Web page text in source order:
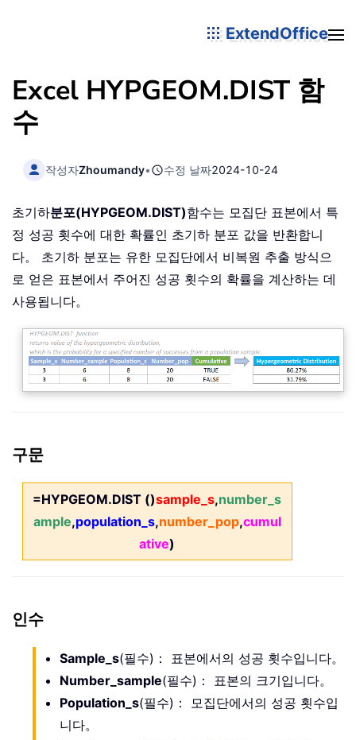
ExtendOffice
Excel HYPGEOM.DIST 함
수
작성자Zhoumandy• 수정 날짜2024-10-24
초기하분포(HYPGEOM.DIST)함수는 모집단 표본에서 특
정 성공 횟수에 대한 확률인 초기하 분포 값을 반환합니
다。 초기하 분포는 유한 모집단에서 비복원 추출 방식으
로 얻은 표본에서 주어진 성공 횟수의 확률을 계산하는 데
사용됩니다。
구문
=HYPGEOM.DIST ()sample_s,number_s
ample,population_s,number_pop,cumul
ative)
인수
Sample_s(필수)： 표본에서의 성공 횟수입니다。
Number_sample(필수)： 표본의 크기입니다。
Population_s(필수)： 모집단에서의 성공 횟수입
니다。